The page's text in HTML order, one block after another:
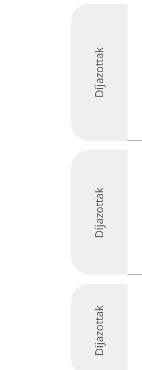
Díjazottak
Díjazottak
Díjazottak